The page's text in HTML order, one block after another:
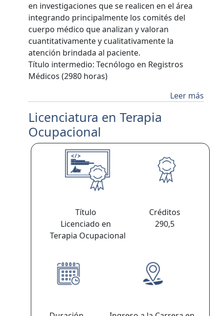
en investigaciones que se realicen en el área
integrando principalmente los comités del
cuerpo médico que analizan y valoran
cuantitativamente y cualitativamente la
atención brindada al paciente.
Título intermedio: Tecnólogo en Registros
Médicos (2980 horas)
Leer más
Licenciatura en Terapia
Ocupacional
Título
Licenciado en
Terapia Ocupacional
Créditos
290,5